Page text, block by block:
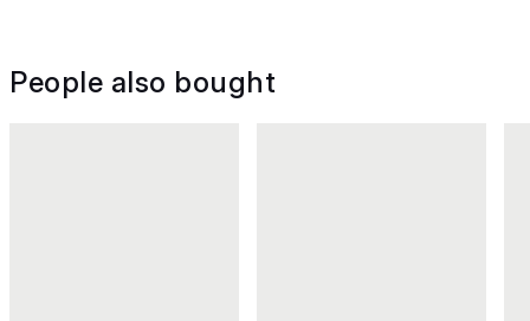
People also bought